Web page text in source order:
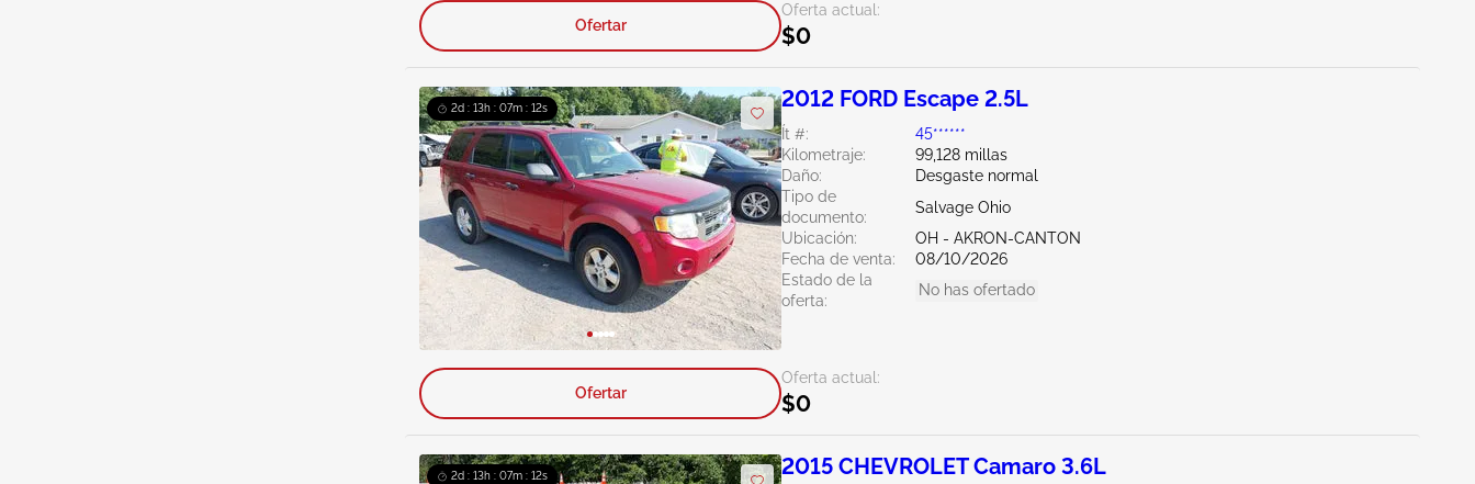
Oferta actual:
$0
Ofertar
2d : 13h : 07m : 11s 2012 FORD Escape 2.5L
Ít #:
45******
Kilometraje:
99,128 millas
Daño:
Desgaste normal
Tipo de
documento:
Salvage Ohio
Ubicación:
OH - AKRON-CANTON
Fecha de venta:
08/10/2026
Estado de la
oferta:
No has ofertado
Oferta actual:
$0
Ofertar
2d : 13h : 07m : 11s 2015 CHEVROLET Camaro 3.6L